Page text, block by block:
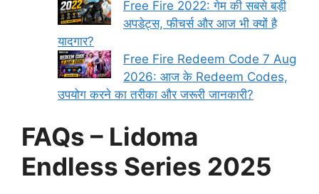
Free Fire 2022: गेम की सबसे बड़ी
अपडेट्स, फीचर्स और आज भी क्यों है
यादगार?
Free Fire Redeem Code 7 Aug
2026: आज के Redeem Codes,
उपयोग करने का तरीका और जरूरी जानकारी?
FAQs – Lidoma
Endless Series 2025